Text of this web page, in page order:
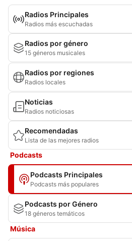
Radios Principales
Radios más escuchadas
Radios por género
15 géneros musicales
Radios por regiones
Radios locales
Noticias
Radios noticiosas
Recomendadas
Lista de las mejores radios
Podcasts
Podcasts Principales
Podcasts más populares
Podcasts por Género
18 géneros temáticos
Música